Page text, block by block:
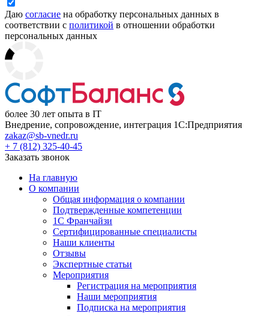
Даю согласие на обработку персональных данных в
соответствии с политикой в отношении обработки
персональных данных
более 30 лет опыта в IT
Внедрение, сопровождение, интеграция 1С:Предприятия
zakaz@sb-vnedr.ru
+ 7 (812) 325-40-45
Заказать звонок
На главную
О компании
Общая информация о компании
Подтвержденные компетенции
1С Франчайзи
Сертифицированные специалисты
Наши клиенты
Отзывы
Экспертные статьи
Мероприятия
Регистрация на мероприятия
Наши мероприятия
Подписка на мероприятия